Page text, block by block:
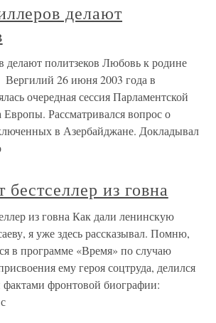
делают
делают политзеков Любовь к родине
Вергилий 26 июня 2003 года в
очередная сессия Парламентской
Европы. Рассматривался вопрос о
в Азербайджане. Докладывал
из говна
из говна Как дали ленинскую
я уже здесь рассказывал. Помню,
в программе «Время» по случаю
ему героя соцтруда, делился
фронтовой биографии: